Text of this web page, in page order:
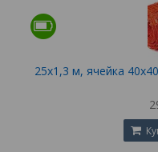
25х1,3 м, ячейка